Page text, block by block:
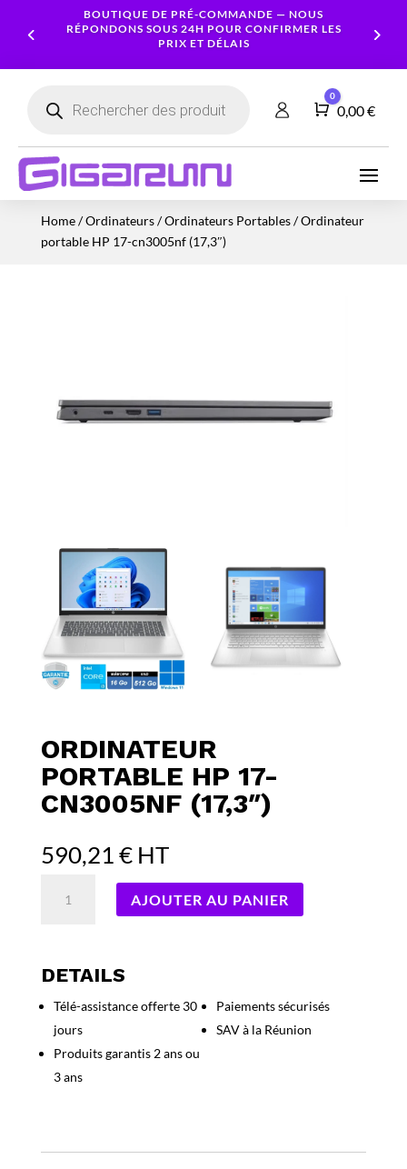
BOUTIQUE DE PRÉ-COMMANDE — NOUS
RÉPONDONS SOUS 24H POUR CONFIRMER LES
PRIX ET DÉLAIS
produits
Panier
0
0,00€
Home/Ordinateurs/Ordinateurs Portables/ Ordinateur
portable HP 17-cn3005nf (17,3″)
ORDINATEUR
PORTABLE HP 17-
CN3005NF (17,3″)
590,21€ HT
HP
cn3005nf
(17,3")
AJOUTER AU PANIER
DETAILS
Télé-assistance offerte 30
jours
Produits garantis 2 ans ou
3 ans
Paiements sécurisés
SAV à la Réunion
Ordinateurs
Portables
Ordinateurs
Processeur
Graphique
mères
Ecrans
Serveur
NAS
Caméras
SmartphonesLogiciels